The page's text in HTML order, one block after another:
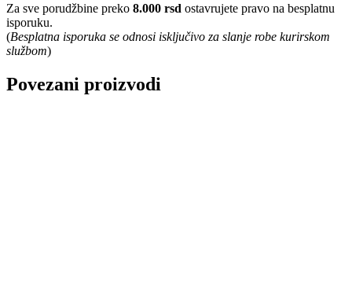
Za sve porudžbine preko 8.000 rsd ostavrujete pravo na besplatnu
isporuku.
(Besplatna isporuka se odnosi isključivo za slanje robe kurirskom
službom)
Povezani proizvodi